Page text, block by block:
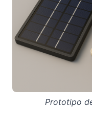
Prototipo